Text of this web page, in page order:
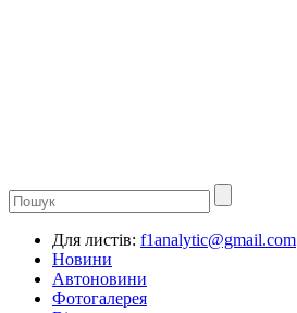
Для листів: f1analytic@gmail.com
Новини
Автоновини
Фотогалерея